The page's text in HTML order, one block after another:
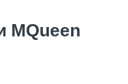
MQueen